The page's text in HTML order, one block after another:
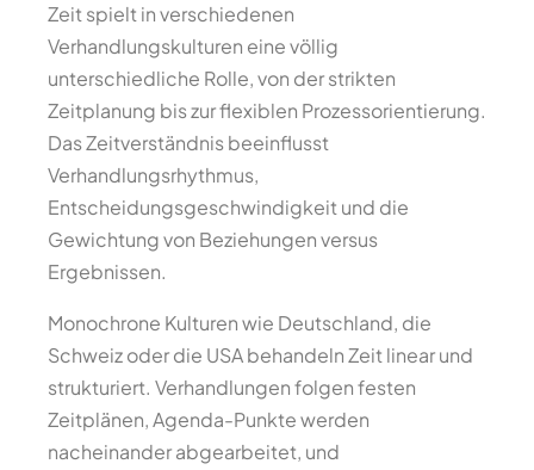
Zeit spielt in verschiedenen
Verhandlungskulturen eine völlig
unterschiedliche Rolle, von der strikten
Zeitplanung bis zur flexiblen Prozessorientierung.
Das Zeitverständnis beeinflusst
Verhandlungsrhythmus,
Entscheidungsgeschwindigkeit und die
Gewichtung von Beziehungen versus
Ergebnissen.
Monochrone Kulturen wie Deutschland, die
Schweiz oder die USA behandeln Zeit linear und
strukturiert. Verhandlungen folgen festen
Zeitplänen, Agenda-Punkte werden
nacheinander abgearbeitet, und